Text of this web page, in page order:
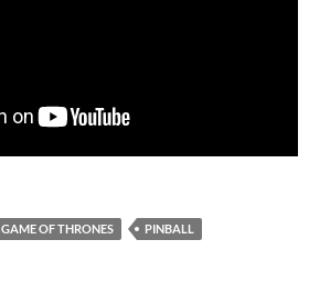
GAME OF THRONES PINBALL